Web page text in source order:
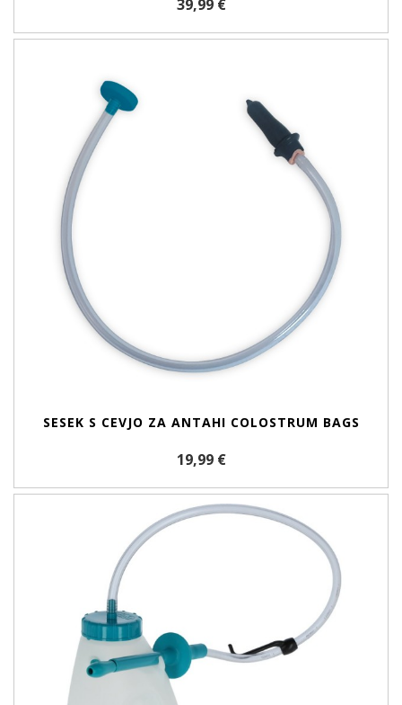
39,99 €
SESEK S CEVJO ZA ANTAHI COLOSTRUM BAGS
19,99 €